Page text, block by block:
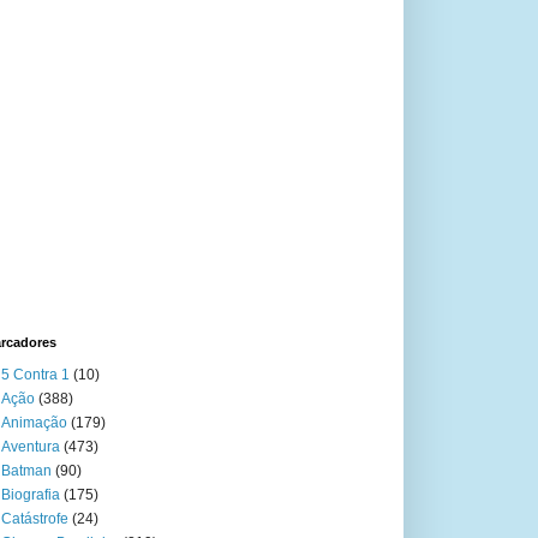
5 Contra 1 (10)
Ação (388)
Animação (179)
Aventura (473)
Batman (90)
Biografia (175)
Catástrofe (24)